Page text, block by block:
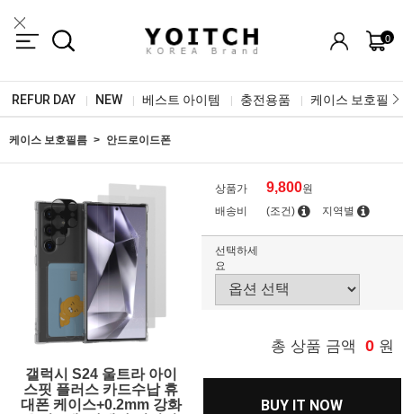
0
REFUR DAY NEW 베스트 아이템 충전용품 케이스 보호필름
케이스 보호필름 안드로이드폰
갤럭시 S24 울트라 아이
스핏 플러스 카드수납 휴
대폰 케이스+0.2mm 강화
상품가 9,800원
배송비
(조건) 지역별
선택하세
요
총 상품 금액 0 원
BUY IT NOW